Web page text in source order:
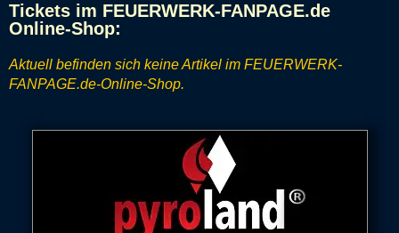
Tickets im FEUERWERK-FANPAGE.de
Online-Shop:
Aktuell befinden sich keine Artikel im FEUERWERK-
FANPAGE.de-Online-Shop.